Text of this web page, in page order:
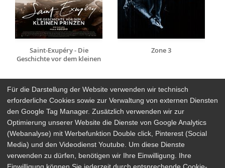
Saint-Exupéry - Die
Geschichte vor dem kleinen
Zone 3
Arthaus Stores
Social Media
Detailsuche Impressum
Für die Darstellung der Website verwenden wir technisch
erforderliche Cookies sowie zur Verwaltung von externen Diensten
den Google Tag Manager. Zusätzlich verwenden wir zur
Optimierung unserer Website die Dienste von Google Analytics
(Webanalyse) mit Werbefunktion Double click, Pinterest (Social
Media) und den Videodienst Youtube. Um diese Dienste
verwenden zu dürfen, benötigen wir Ihre Einwilligung. Ihre